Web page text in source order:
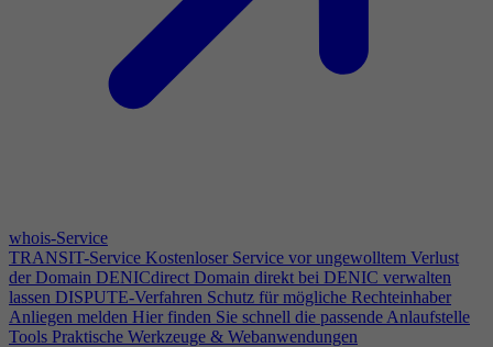
whois-Service
TRANSIT-Service Kostenloser Service vor ungewolltem Verlust
der Domain DENICdirect Domain direkt bei DENIC verwalten
lassen DISPUTE-Verfahren Schutz für mögliche Rechteinhaber
Anliegen melden Hier finden Sie schnell die passende Anlaufstelle
Tools Praktische Werkzeuge & Webanwendungen